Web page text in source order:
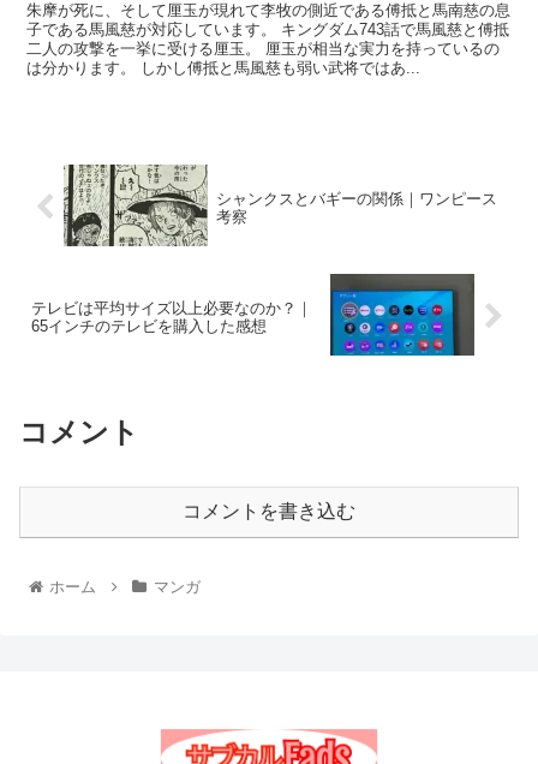
朱摩が死に、そして厘玉が現れて李牧の側近である傅抵と馬南慈の息
子である馬風慈が対応しています。 キングダム743話で馬風慈と傅抵
二人の攻撃を一挙に受ける厘玉。 厘玉が相当な実力を持っているの
は分かります。 しかし傅抵と馬風慈も弱い武将ではあ...
シャンクスとバギーの関係｜ワンピース
考察
テレビは平均サイズ以上必要なのか？｜
65インチのテレビを購入した感想
コメント
コメントを書き込む
ホーム マンガ